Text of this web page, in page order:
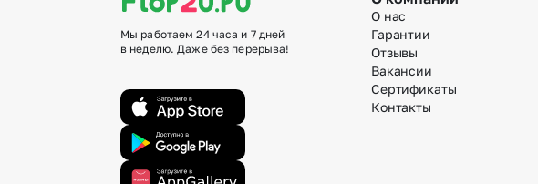
Мы работаем 24 часа и 7 дней
в неделю. Даже без перерыва!
О нас
Гарантии
Отзывы
Вакансии
Сертификаты
Контакты